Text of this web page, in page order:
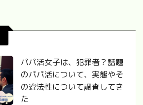
パパ活女子は、犯罪者？話題
のパパ活について、実態やそ
の違法性について調査してき
た